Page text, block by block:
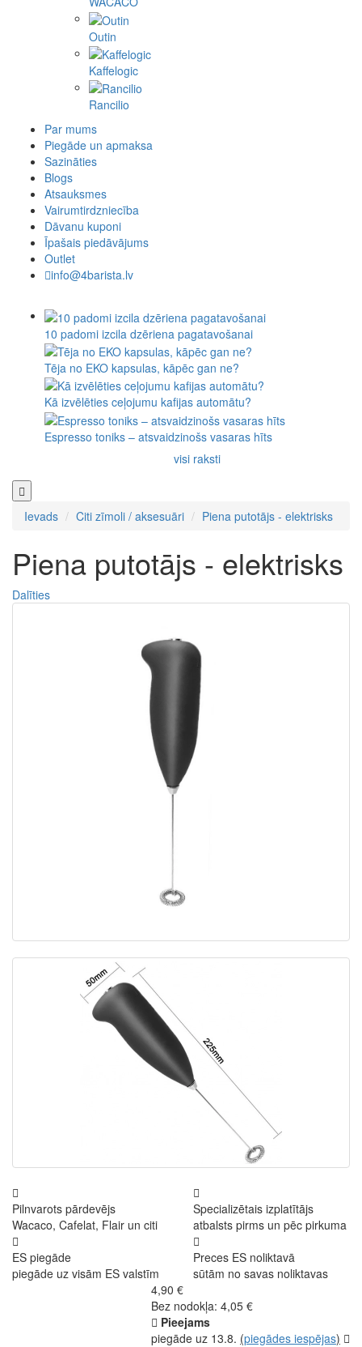
Outin
Kaffelogic
Rancilio
Par mums
Piegāde un apmaksa
Sazināties
Blogs
Atsauksmes
Vairumtirdzniecība
Dāvanu kuponi
Īpašais piedāvājums
Outlet
info@4barista.lv
10 padomi izcila dzēriena pagatavošanai
Tēja no EKO kapsulas, kāpēc gan ne?
Kā izvēlēties ceļojumu kafijas automātu?
Espresso toniks – atsvaidzinošs vasaras hīts
visi raksti
Ievads Citi zīmoli / aksesuāri Piena putotājs - elektrisks
Piena putotājs - elektrisks
Dalīties
Pilnvarots pārdevējs
Wacaco, Cafelat, Flair un citi
Specializētais izplatītājs
atbalsts pirms un pēc pirkuma
ES piegāde
piegāde uz visām ES valstīm
Preces ES noliktavā
sūtām no savas noliktavas
4,90 €
Bez nodokļa: 4,05 €
Pieejams
piegāde uz 13.8. (piegādes iespējas)